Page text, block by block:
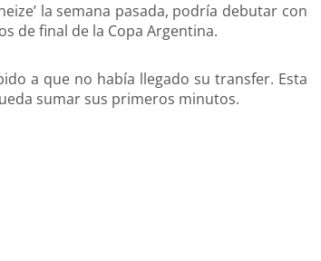
la semana pasada, podría debutar con
de final de la Copa Argentina.
a que no había llegado su transfer. Esta
sumar sus primeros minutos.